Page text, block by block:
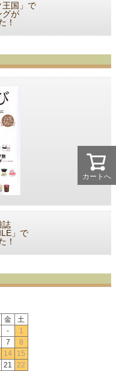
カートへ
王国」で
グが
！
誌
」で
！
金
土
-
1
7
8
14
15
21 22